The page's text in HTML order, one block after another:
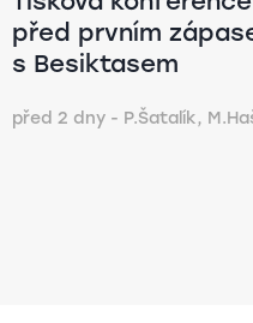
před prvním
s Besiktasem
před 2 dny - P.Šatalík,